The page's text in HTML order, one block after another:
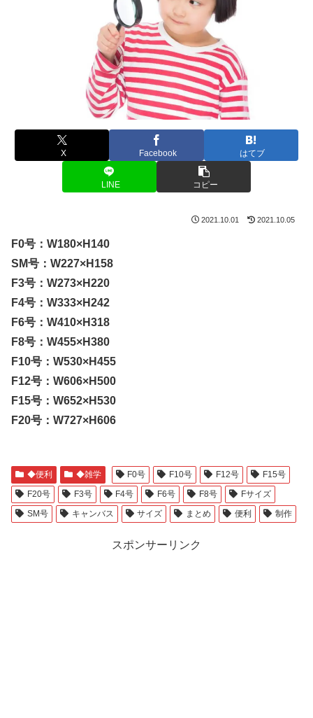
X Facebook はてブ
LINE コピー
2021.10.01 2021.10.05
F0号：W180×H140
SM号：W227×H158
F3号：W273×H220
F4号：W333×H242
F6号：W410×H318
F8号：W455×H380
F10号：W530×H455
F12号：W606×H500
F15号：W652×H530
F20号：W727×H606
◆便利 ◆雑学 F0号 F10号 F12号
F15号
F20号
F3号 F4号 F6号 F8号
Fサイズ
SM号
キャンバス サイズ まとめ 便利 制作
スポンサーリンク